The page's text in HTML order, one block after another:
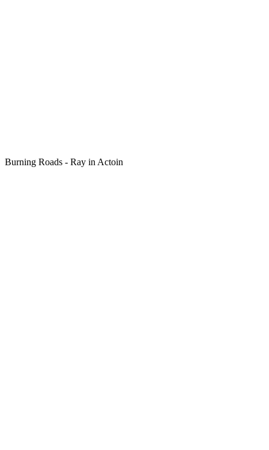
Burning Roads - Ray in Actoin